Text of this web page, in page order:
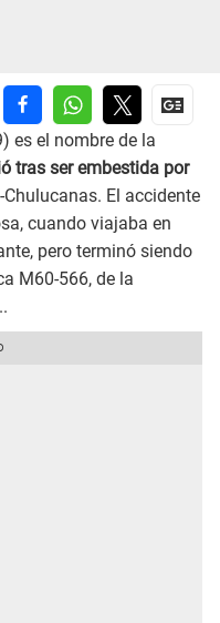
es el nombre de la
tras ser embestida por
El accidente
cuando viajaba en
pero terminó siendo
M60-566, de la